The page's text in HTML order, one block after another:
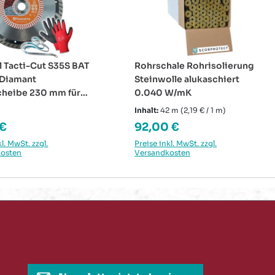
Cut S35S BAT
230 mm für
Preis:
MwSt. zzgl.
Rohrschale Rohrisolierung
Steinwolle alukaschiert
0.040 W/mK
Inhalt:42 m(2,19 € / 1 m)
Regulärer Preis:
92,00 €
Preise inkl. MwSt. zzgl.
Versandkosten